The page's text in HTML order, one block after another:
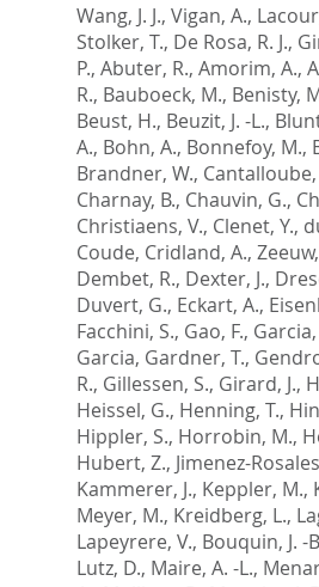
Wang, J. J., Vigan, A.,
Stolker, T., De Rosa, R. J.,
P., Abuter, R., Amorim, A.,
R., Bauboeck, M., Benisty,
Beust, H., Beuzit, J. -L.,
A., Bohn, A., Bonnefoy, M.,
Brandner, W., Cantalloube,
Charnay, B., Chauvin, G.,
Christiaens, V., Clenet, Y.,
Coude, Cridland, A.,
Dembet, R., Dexter, J.,
Duvert, G., Eckart, A.,
Facchini, S., Gao, F., Garcia,
Garcia, Gardner, T.,
R., Gillessen, S., Girard, J.,
Heissel, G., Henning, T.,
Hippler, S., Horrobin, M.,
Hubert, Z., Jimenez-
Kammerer, J., Keppler, M.,
Meyer, M., Kreidberg, L.,
Lapeyrere, V., Bouquin, J. -
Lutz, D., Maire, A. -L.,